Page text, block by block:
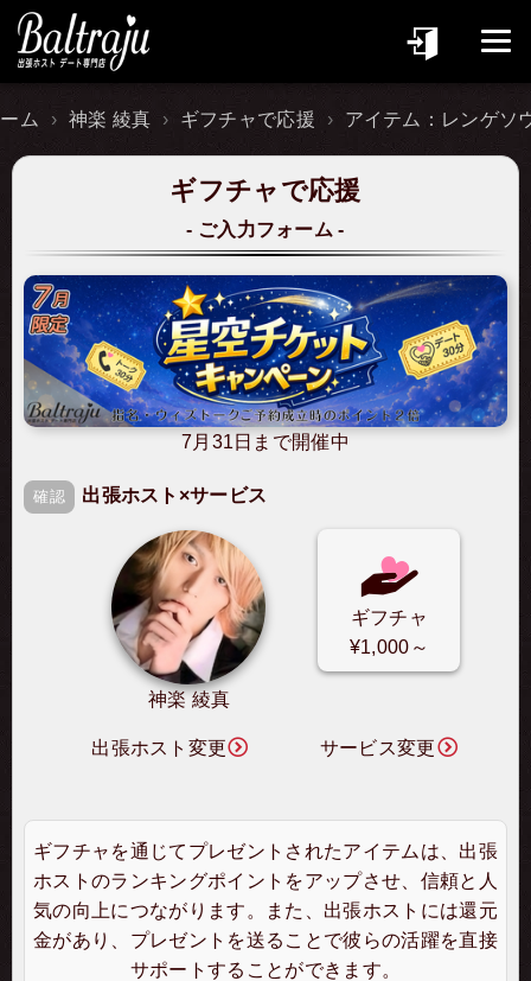
ム 神楽 綾真 ギフチャで応援 アイテム：レンゲソ
ギフチャで応援
ご入力フォーム
7月31日まで開催中
確認 出張ホスト×サービス
神楽 綾真
ギフチャ
¥1,000～
出張ホスト変更 サービス変更
ギフチャを通じてプレゼントされたアイテムは、出張
ホストのランキングポイントをアップさせ、信頼と人
気の向上につながります。また、出張ホストには還元
金があり、プレゼントを送ることで彼らの活躍を直接
サポートすることができます。